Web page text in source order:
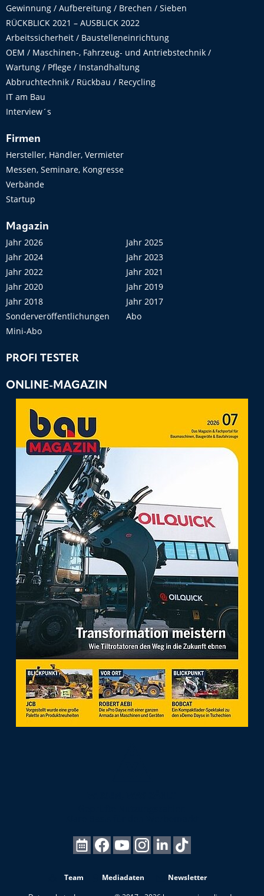
Gewinnung / Aufbereitung / Brechen / Sieben
RÜCKBLICK 2021 – AUSBLICK 2022
Arbeitssicherheit / Baustelleneinrichtung
OEM / Maschinen-, Fahrzeug- und Antriebstechnik /
Wartung / Pflege / Instandhaltung
Abbruchtechnik / Rückbau / Recycling
IT am Bau
Interview´s
Firmen
Hersteller, Händler, Vermieter
Messen, Seminare, Kongresse
Verbände
Startup
Magazin
Jahr 2026
Jahr 2025
Jahr 2024
Jahr 2023
Jahr 2022
Jahr 2021
Jahr 2020
Jahr 2019
Jahr 2018
Jahr 2017
Sonderveröffentlichungen
Abo
Mini-Abo
PROFI TESTER
ONLINE-MAGAZIN
Team Mediadaten
Newsletter